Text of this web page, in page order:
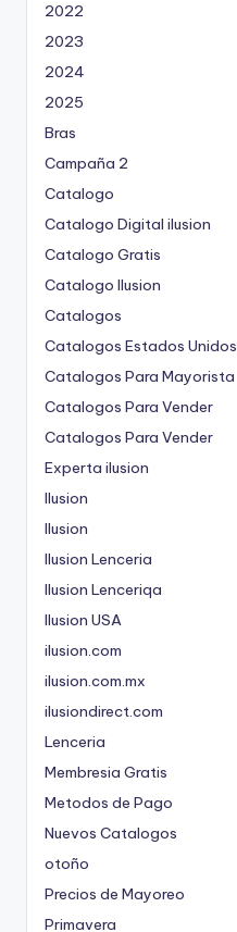
2022
2023
2024
2025
Bras
Campaña 2
Catalogo
Catalogo Digital ilusion
Catalogo Gratis
Catalogo Ilusion
Catalogos
Catalogos Estados Unidos
Catalogos Para Mayorista
Catalogos Para Vender
Catalogos Para Vender
Experta ilusion
Ilusion
Ilusion
Ilusion Lenceria
Ilusion Lenceriqa
Ilusion USA
ilusion.com
ilusion.com.mx
ilusiondirect.com
Lenceria
Membresia Gratis
Metodos de Pago
Nuevos Catalogos
otoño
Precios de Mayoreo
Primavera